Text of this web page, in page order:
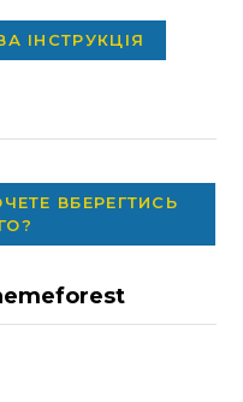
ІНСТРУКЦІЯ
ВБЕРЕГТИСЬ